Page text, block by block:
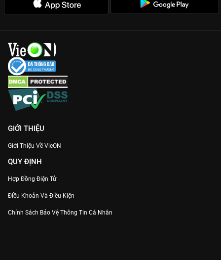
GIỚI THIỆU
Giới Thiệu Về VieON
QUY ĐỊNH
Hợp Đồng Điện Tử
Điều Khoản Và Điều Kiện
Chính Sách Bảo Vệ Thông Tin Cá Nhân